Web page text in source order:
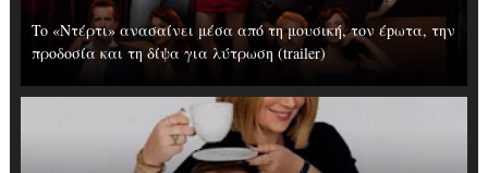
To «Ντέρτι» ανασαίνει μέσα από τη μουσική, τον έpωτα, την
προδοσία και τη δίψα για λύτρωση (trailer)